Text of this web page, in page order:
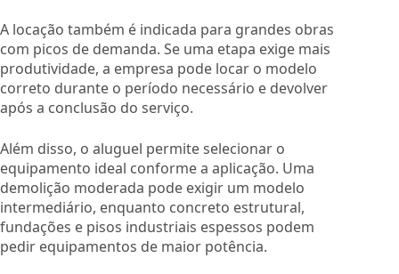
A locação também é indicada para grandes obras
com picos de demanda. Se uma etapa exige mais
produtividade, a empresa pode locar o modelo
correto durante o período necessário e devolver
após a conclusão do serviço.
Além disso, o aluguel permite selecionar o
equipamento ideal conforme a aplicação. Uma
demolição moderada pode exigir um modelo
intermediário, enquanto concreto estrutural,
fundações e pisos industriais espessos podem
pedir equipamentos de maior potência.